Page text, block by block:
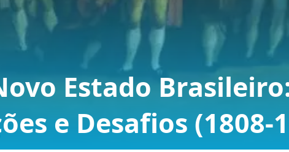
Estado
e Desafios (1808-